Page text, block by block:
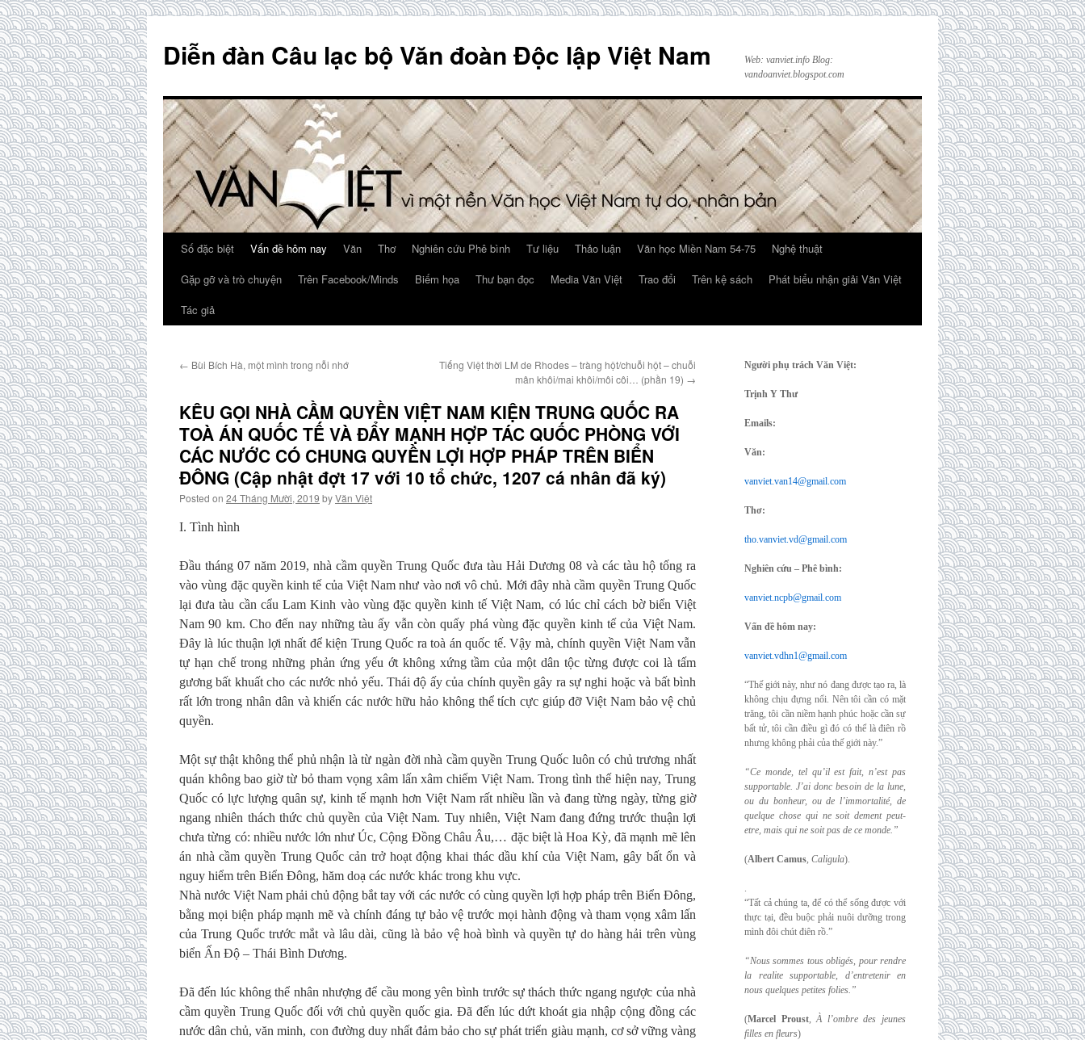
content
Diễn đàn Câu lạc bộ Văn đoàn Độc lập Việt Nam
Web: vanviet.info Blog:
vandoanviet.blogspot.com
Số đặc biệt Vấn đề hôm nay Văn Thơ Nghiên cứu Phê bình Tư liệu Thảo luận Văn học Miền Nam 54-75
Nghệ thuật
Gặp gỡ và trò chuyện
Trên Facebook/Minds Biếm họa Thư bạn đọc Media Văn Việt Trao đổi Trên kệ sách
Phát biểu nhận giải Văn Việt
Tác giả
← Bùi Bích Hà, một mình trong nỗi nhớ
Tiếng Việt thời LM de Rhodes – tràng hột/chuỗi hột – chuỗi
mân khôi/mai khôi/môi côi… (phần 19) →
KÊU GỌI NHÀ CẦM QUYỀN VIỆT NAM KIỆN TRUNG QUỐC RA
TOÀ ÁN QUỐC TẾ VÀ ĐẨY MẠNH HỢP TÁC QUỐC PHÒNG VỚI
CÁC NƯỚC CÓ CHUNG QUYỀN LỢI HỢP PHÁP TRÊN BIỂN
ĐÔNG (Cập nhật đợt 17 với 10 tổ chức, 1207 cá nhân đã ký)
Posted on 24 Tháng Mười, 2019 byVăn Việt
I. Tình hình
Đầu tháng 07 năm 2019, nhà cầm quyền Trung Quốc đưa tàu Hải Dương 08 và các tàu hộ tống ra
vào vùng đặc quyền kinh tế của Việt Nam như vào nơi vô chủ. Mới đây nhà cầm quyền Trung Quốc
lại đưa tàu cần cẩu Lam Kinh vào vùng đặc quyền kinh tế Việt Nam, có lúc chỉ cách bờ biển Việt
Nam 90 km. Cho đến nay những tàu ấy vẫn còn quấy phá vùng đặc quyền kinh tế của Việt Nam.
Đây là lúc thuận lợi nhất để kiện Trung Quốc ra toà án quốc tế. Vậy mà, chính quyền Việt Nam vẫn
tự hạn chế trong những phản ứng yếu ớt không xứng tầm của một dân tộc từng được coi là tấm
gương bất khuất cho các nước nhỏ yếu. Thái độ ấy của chính quyền gây ra sự nghi hoặc và bất bình
rất lớn trong nhân dân và khiến các nước hữu hảo không thể tích cực giúp đỡ Việt Nam bảo vệ chủ
quyền.
Một sự thật không thể phủ nhận là từ ngàn đời nhà cầm quyền Trung Quốc luôn có chủ trương nhất
quán không bao giờ từ bỏ tham vọng xâm lấn xâm chiếm Việt Nam. Trong tình thế hiện nay, Trung
Quốc có lực lượng quân sự, kinh tế mạnh hơn Việt Nam rất nhiều lần và đang từng ngày, từng giờ
ngang nhiên thách thức chủ quyền của Việt Nam. Tuy nhiên, Việt Nam đang đứng trước thuận lợi
chưa từng có: nhiều nước lớn như Úc, Cộng Đồng Châu Âu,… đặc biệt là Hoa Kỳ, đã mạnh mẽ lên
án nhà cầm quyền Trung Quốc cản trở hoạt động khai thác dầu khí của Việt Nam, gây bất ổn và
nguy hiểm trên Biển Đông, hăm doạ các nước khác trong khu vực.
Nhà nước Việt Nam phải chủ động bắt tay với các nước có cùng quyền lợi hợp pháp trên Biển Đông,
bằng mọi biện pháp mạnh mẽ và chính đáng tự bảo vệ trước mọi hành động và tham vọng xâm lấn
của Trung Quốc trước mắt và lâu dài, cũng là bảo vệ hoà bình và quyền tự do hàng hải trên vùng
biển Ấn Độ – Thái Bình Dương.
Đã đến lúc không thể nhân nhượng để cầu mong yên bình trước sự thách thức ngang ngược của nhà
cầm quyền Trung Quốc đối với chủ quyền quốc gia. Đã đến lúc dứt khoát gia nhập cộng đồng các
nước dân chủ, văn minh, con đường duy nhất đảm bảo cho sự phát triển giàu mạnh, cơ sở vững vàng
Người phụ trách Văn Việt:
Trịnh Y Thư
Emails:
Văn:
vanviet.van14@gmail.com
Thơ:
tho.vanviet.vd@gmail.com
Nghiên cứu – Phê bình:
vanviet.ncpb@gmail.com
Vấn đề hôm nay:
vanviet.vdhn1@gmail.com
“Thế giới này, như nó đang được tạo ra, là
không chịu đựng nổi. Nên tôi cần có mặt
trăng, tôi cần niềm hạnh phúc hoặc cần sự
bất tử, tôi cần điều gì đó có thể là điên rồ
nhưng không phải của thế giới này.”
“Ce monde, tel qu’il est fait, n’est pas
supportable. J’ai donc besoin de la lune,
ou du bonheur, ou de l’immortalité, de
quelque chose qui ne soit dement peut-
etre, mais qui ne soit pas de ce monde.”
(Albert Camus, Caligula).
.
“Tất cả chúng ta, để có thể sống được với
thực tại, đều buộc phải nuôi dưỡng trong
mình đôi chút điên rồ.”
“Nous sommes tous obligés, pour rendre
la realite supportable, d’entretenir en
nous quelques petites folies.”
(Marcel Proust,À l’ombre des jeunes
filles en fleurs)